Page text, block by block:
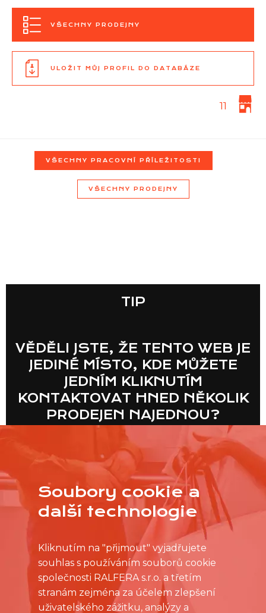
Seznam NC
Informace
VŠECHNY PRODEJNY
ULOŽIT MŮJ PROFIL DO DATABÁZE
11
VŠECHNY PRACOVNÍ PŘÍLEŽITOSTI
VŠECHNY PRODEJNY
TIP
VĚDĚLI JSTE, ŽE TENTO WEB JE
JEDINÉ MÍSTO, KDE MŮŽETE
JEDNÍM KLIKNUTÍM
KONTAKTOVAT HNED NĚKOLIK
PRODEJEN NAJEDNOU?
Soubory cookie a
další technologie
Kliknutím na "přijmout" vyjadřujete
souhlas s používáním souborů cookie
společnosti RALFERA s.r.o. a třetím
stranám zejména za účelem zlepšení
uživatelského zážitku, analýzy a